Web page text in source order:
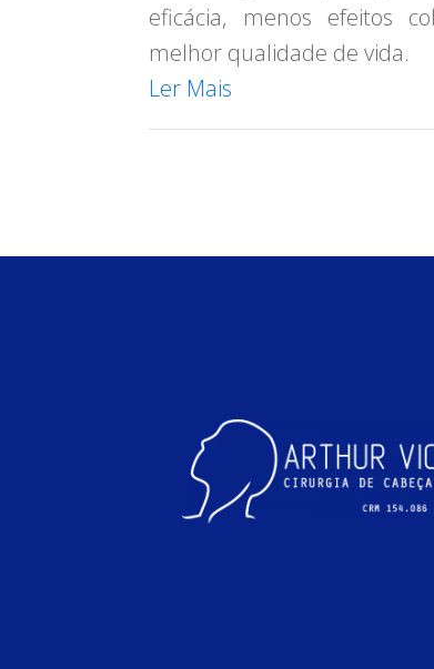
eficácia, menos efeitos
melhor qualidade de vida.
Ler Mais